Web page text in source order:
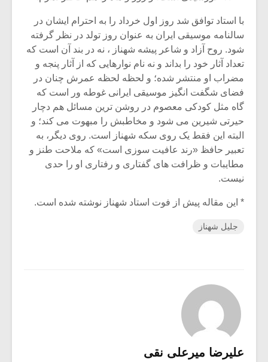
با استاد توافق شد روز اول خرداد را به احترام ایشان در
سالنامه موسیقى ایران به عنوان روز تولد در نظر گرفته
شود. روح آزاد و شاعر پیشه شهناز ، نه در بند آن است که
تعداد آثار خود را بداند و نه نام نوارهایى که از آثار پنجه و
مضراب او منتشر شده؛ و لحظه لحظه عمرش چنان در
فضاى شگفت انگیز موسیقى ایرانى غوطه ور است که
گاه مثل کودکى معصوم در روشن ترین مسائل هم دچار
حیرتى شیرین مى شود و مخاطبش را مبهوت مى کند؛ و
البته این فقط یک روى سکه شهناز است. روى دیگر، به
تعبیر حافظ «رند عافیت سوزى است» که ملاحت طنز و
مطایبات و ظرافت هاى گفتارى و رفتارى او را حدى
نیست.
* این مقاله پیش از فوت استاد شهناز نوشته شده است.
جلیل شهناز
علیرضا میرعلی نقی